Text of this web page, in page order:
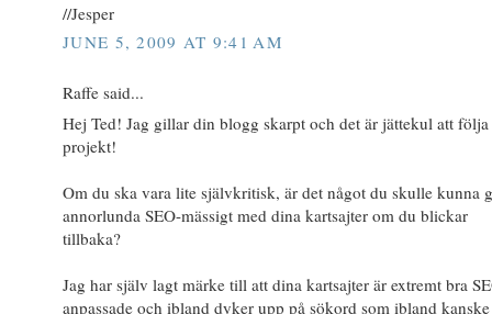
//Jesper
JUNE 5, 2009 AT 9:41 AM
Raffe said...
Hej Ted! Jag gillar din blogg skarpt och det är jättekul att
projekt!
Om du ska vara lite självkritisk, är det något du skulle kunna
annorlunda SEO-mässigt med dina kartsajter om du blickar
tillbaka?
Jag har själv lagt märke till att dina kartsajter är extremt bra
anpassade och ibland dyker upp på sökord som ibland